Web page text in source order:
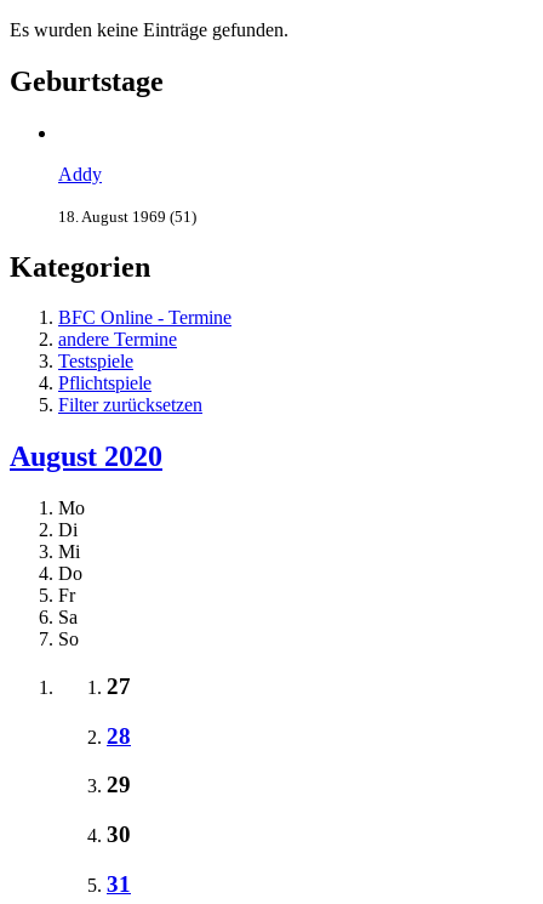
Es wurden keine Einträge gefunden.
Geburtstage
Addy
18. August 1969 (51)
Kategorien
BFC Online - Termine
andere Termine
Testspiele
Pflichtspiele
Filter zurücksetzen
August 2020
Mo
Di
Mi
Do
Fr
Sa
So
27
28
29
30
31